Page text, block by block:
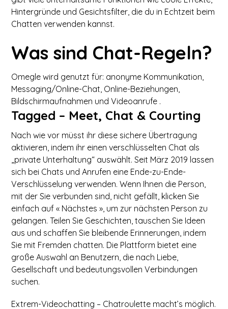
Hintergründe und Gesichtsfilter, die du in Echtzeit beim
Chatten verwenden kannst.
Was sind Chat-Regeln?
Omegle wird genutzt für: anonyme Kommunikation,
Messaging/Online-Chat, Online-Beziehungen,
Bildschirmaufnahmen und Videoanrufe .
Tagged – Meet, Chat & Courting
Nach wie vor müsst ihr diese sichere Übertragung
aktivieren, indem ihr einen verschlüsselten Chat als
„private Unterhaltung“ auswählt. Seit März 2019 lassen
sich bei Chats und Anrufen eine Ende-zu-Ende-
Verschlüsselung verwenden. Wenn Ihnen die Person,
mit der Sie verbunden sind, nicht gefällt, klicken Sie
einfach auf « Nächstes », um zur nächsten Person zu
gelangen. Teilen Sie Geschichten, tauschen Sie Ideen
aus und schaffen Sie bleibende Erinnerungen, indem
Sie mit Fremden chatten. Die Plattform bietet eine
große Auswahl an Benutzern, die nach Liebe,
Gesellschaft und bedeutungsvollen Verbindungen
suchen.
Extrem-Videochatting – Chatroulette macht’s möglich.